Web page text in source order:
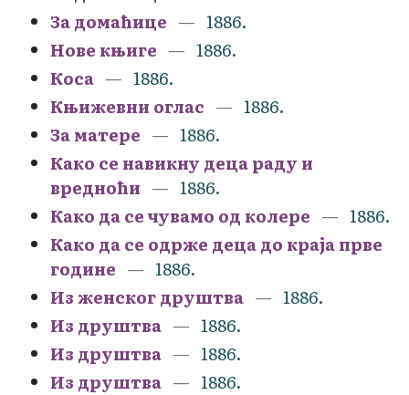
За домаћице
1886.
Нове књиге
1886.
Коса
1886.
Књижевни оглас
1886.
За матере
1886.
Како се навикну деца раду и
вредноћи
1886.
Како да се чувамо од колере
1886.
Како да се одрже деца до краја прве
године
1886.
Из женског друштва
1886.
Из друштва
1886.
Из друштва
1886.
Из друштва
1886.